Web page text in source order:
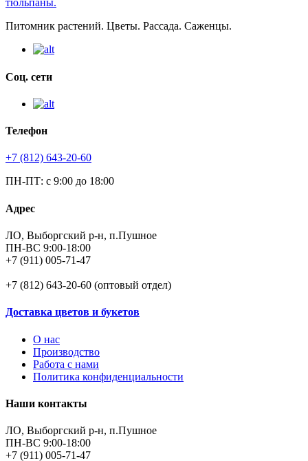
Питомник растений. Цветы. Рассада. Саженцы.
Соц. сети
Телефон
+7 (812) 643-20-60
ПН-ПТ: с 9:00 до 18:00
Адрес
ЛО, Выборгский р-н, п.Пушное
ПН-ВС 9:00-18:00
+7 (911) 005-71-47
+7 (812) 643-20-60 (оптовый отдел)
Доставка цветов и букетов
О нас
Производство
Работа с нами
Политика конфиденциальности
Наши контакты
ЛО, Выборгский р-н, п.Пушное
ПН-ВС 9:00-18:00
+7 (911) 005-71-47